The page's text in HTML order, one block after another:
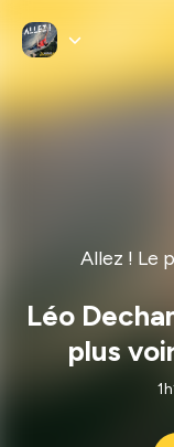
Allez ! Le
Léo
plus